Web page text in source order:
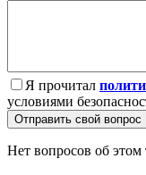
Я прочитал
условиями
Отправить свой вопрос
Нет вопросов об этом